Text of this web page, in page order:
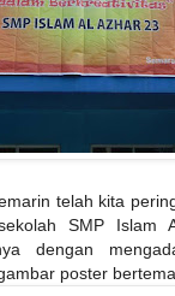
telah kita
SMP Islam
dengan
poster